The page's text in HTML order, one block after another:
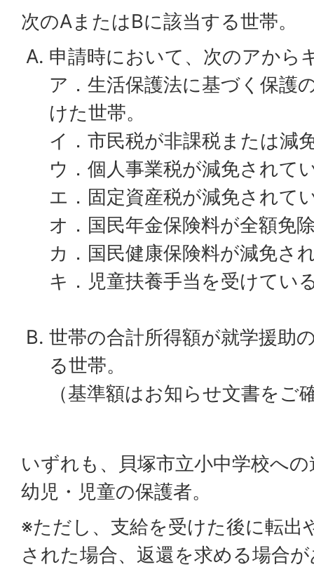
次のAまたはBに該当する世帯。
申請時において、次のアから
ア．生活保護法に基づく保護
けた世帯。
イ．市民税が非課税または減
ウ．個人事業税が減免されて
エ．固定資産税が減免されて
オ．国民年金保険料が全額免
カ．国民健康保険料が減免さ
キ．児童扶養手当を受けてい
世帯の合計所得額が就学援助
る世帯。
（基準額はお知らせ文書をご
いずれも、貝塚市立小中学校へ
幼児・児童の保護者。
※ただし、支給を受けた後に転出
された場合、返還を求める場合